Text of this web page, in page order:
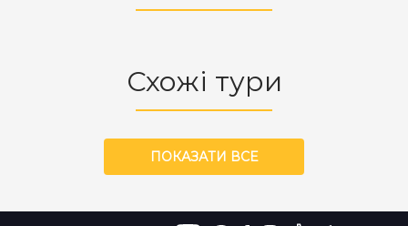
Схожі тури
ПОКАЗАТИ ВСЕ